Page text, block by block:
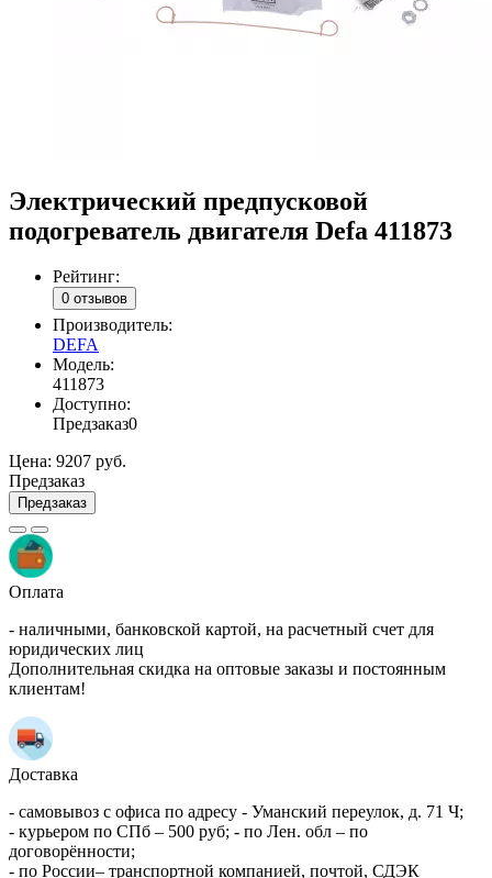
Электрический предпусковой
подогреватель двигателя Defa 411873
Рейтинг:
0 отзывов
Производитель:
DEFA
Модель:
411873
Доступно:
Предзаказ0
Цена: 9207 руб.
Предзаказ
Предзаказ
Оплата
- наличными, банковской картой, на расчетный счет для
юридических лиц
Дополнительная скидка на оптовые заказы и постоянным
клиентам!
Доставка
- самовывоз с офиса по адресу - Уманский переулок, д. 71 Ч;
- курьером по СПб – 500 руб; - по Лен. обл – по
договорённости;
- по России– транспортной компанией, почтой, СДЭК